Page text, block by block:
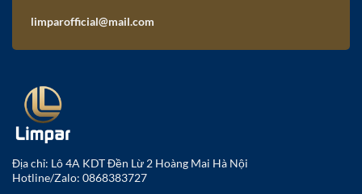
trang
limparofficial@mail.com
Địa chỉ: Lô 4A KDT Đền Lừ 2 Hoàng Mai Hà Nội
Hotline/Zalo: 0868383727